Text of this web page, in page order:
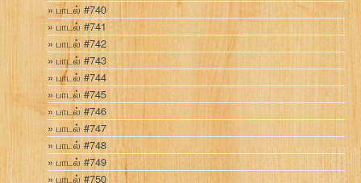
பாடல் #740
பாடல் #741
பாடல் #742
பாடல் #743
பாடல் #744
பாடல் #745
பாடல் #746
பாடல் #747
பாடல் #748
பாடல் #749
பாடல் #750